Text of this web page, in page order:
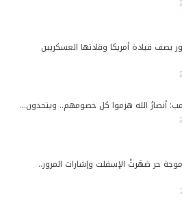
يصف قيادة أمريكا وقادتها العسكريين
أنصارُ الله هزموا كل خصومهم.. ويتحدون…
حر صَهَرتْ الإسفلت وإشارات المرور..